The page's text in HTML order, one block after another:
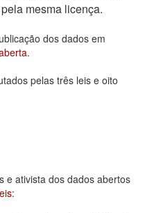
mesma licença.
dos dados em
.
pelas três leis e oito
e ativista dos dados abertos
: